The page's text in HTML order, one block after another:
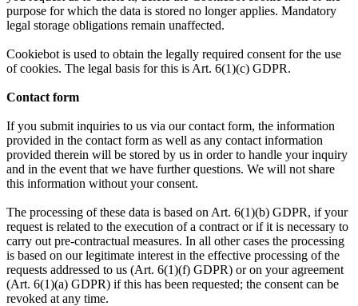
purpose for which the data is stored no longer applies. Mandatory
legal storage obligations remain unaffected.
Cookiebot is used to obtain the legally required consent for the use
of cookies. The legal basis for this is Art. 6(1)(c) GDPR.
Contact form
If you submit inquiries to us via our contact form, the information
provided in the contact form as well as any contact information
provided therein will be stored by us in order to handle your inquiry
and in the event that we have further questions. We will not share
this information without your consent.
The processing of these data is based on Art. 6(1)(b) GDPR, if your
request is related to the execution of a contract or if it is necessary to
carry out pre-contractual measures. In all other cases the processing
is based on our legitimate interest in the effective processing of the
requests addressed to us (Art. 6(1)(f) GDPR) or on your agreement
(Art. 6(1)(a) GDPR) if this has been requested; the consent can be
revoked at any time.